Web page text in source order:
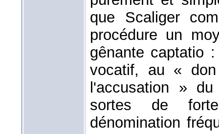
que Scaliger
procédure un
gênante captatio
vocatif, au «
l'accusation »
sortes de
dénomination